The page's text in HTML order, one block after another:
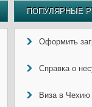
ПОПУЛЯРНЫЕ
Оформить
Справка о
Виза в Чехию